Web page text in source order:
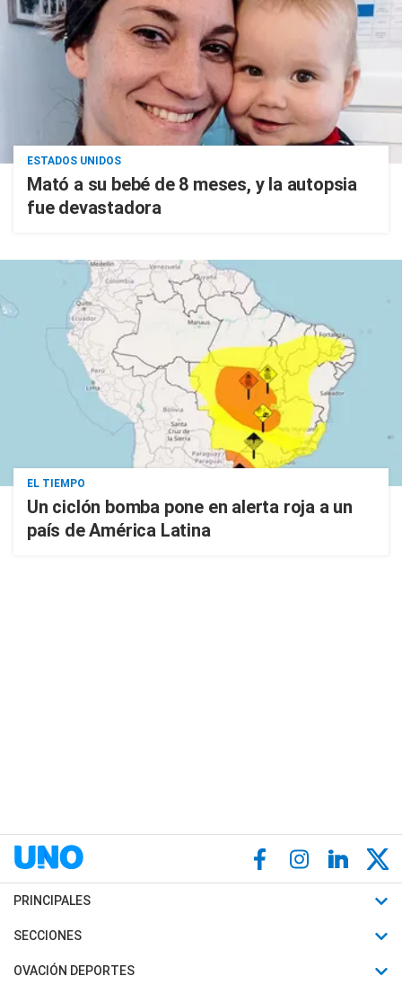
ESTADOS UNIDOS
Mató a su bebé de 8 meses, y la autopsia
fue devastadora
EL TIEMPO
Un ciclón bomba pone en alerta roja a un
país de América Latina
PRINCIPALES
Últimas Noticias
Política
SECCIONES
Horóscopo
OVACIÓN DEPORTES